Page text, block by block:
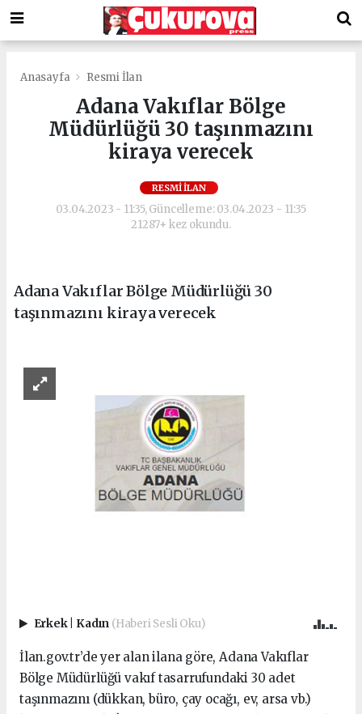
Anasayfa Resmi İlan
Adana Vakıflar Bölge
Müdürlüğü 30 taşınmazını
kiraya verecek
RESMI İLAN
03.04.2023 - 11:35, Güncelleme: 03.04.2023 - 11:35
21287+ kez okundu.
Adana Vakıflar Bölge Müdürlüğü 30
taşınmazını kiraya verecek
Erkek Kadın (Haberi Sesli Oku)
İlan.gov.tr’de yer alan ilana göre, Adana Vakıflar
Bölge Müdürlüğü vakıf tasarrufundaki 30 adet
taşınmazını (dükkan, büro, çay ocağı, ev, arsa vb.)